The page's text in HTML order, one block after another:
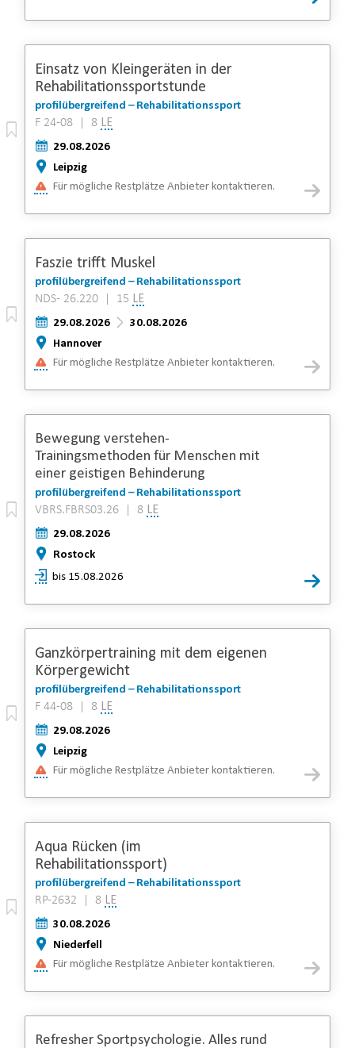
Einsatz von Kleingeräten in der
Rehabilitationssportstunde
profilübergreifend – Rehabilitationssport
F 24-08 | 8 LE
29.08.2026
Leipzig
Für mögliche Restplätze Anbieter kontaktieren.
Faszie trifft Muskel
profilübergreifend – Rehabilitationssport
NDS- 26.220 | 15 LE
29.08.2026
30.08.2026
Hannover
Für mögliche Restplätze Anbieter kontaktieren.
Bewegung verstehen-
Trainingsmethoden für Menschen mit
einer geistigen Behinderung
profilübergreifend – Rehabilitationssport
VBRS.FBRS03.26 | 8 LE
29.08.2026
Rostock
bis 15.08.2026
Ganzkörpertraining mit dem eigenen
Körpergewicht
profilübergreifend – Rehabilitationssport
F 44-08 | 8 LE
29.08.2026
Leipzig
Für mögliche Restplätze Anbieter kontaktieren.
Aqua Rücken (im
Rehabilitationssport)
profilübergreifend – Rehabilitationssport
RP-2632 | 8 LE
30.08.2026
Niederfell
Für mögliche Restplätze Anbieter kontaktieren.
Refresher Sportpsychologie. Alles rund